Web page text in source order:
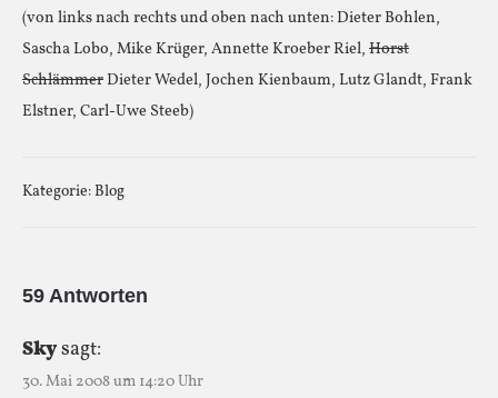
(von links nach rechts und oben nach unten: Dieter Bohlen,
Sascha Lobo, Mike Krüger, Annette Kroeber Riel, Horst
Schlämmer Dieter Wedel, Jochen Kienbaum, Lutz Glandt, Frank
Elstner, Carl-Uwe Steeb)
Kategorie:Blog
59 Antworten
Skysagt:
30. Mai 2008 um 14:20 Uhr